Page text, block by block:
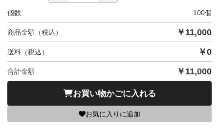
個数 100個
商品金額（税込） ￥ 11,000
送料（税込） ￥0
合計金額 ￥ 11,000
お買い物かごに入れる
お気に入りに追加